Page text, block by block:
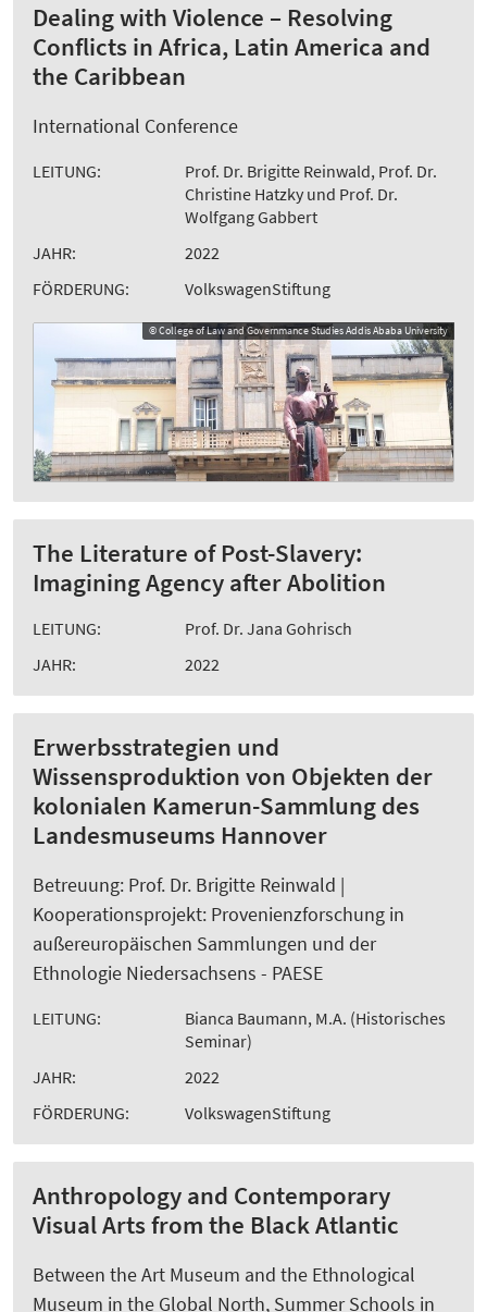
Dealing with Violence – Resolving
Conflicts in Africa, Latin America and
the Caribbean
International Conference
LEITUNG:
Prof. Dr. Brigitte Reinwald, Prof. Dr.
Christine Hatzky und Prof. Dr.
Wolfgang Gabbert
JAHR:
2022
FÖRDERUNG:
VolkswagenStiftung
© College of Law and Governmance Studies Addis Ababa University
The Literature of Post-Slavery:
Imagining Agency after Abolition
LEITUNG:
Prof. Dr. Jana Gohrisch
JAHR:
2022
Erwerbsstrategien und
Wissensproduktion von Objekten der
kolonialen Kamerun-Sammlung des
Landesmuseums Hannover
Betreuung: Prof. Dr. Brigitte Reinwald |
Kooperationsprojekt: Provenienzforschung in
außereuropäischen Sammlungen und der
Ethnologie Niedersachsens - PAESE
LEITUNG:
Bianca Baumann, M.A. (Historisches
Seminar)
JAHR:
2022
FÖRDERUNG:
VolkswagenStiftung
Anthropology and Contemporary
Visual Arts from the Black Atlantic
Between the Art Museum and the Ethnological
Museum in the Global North, Summer Schools in